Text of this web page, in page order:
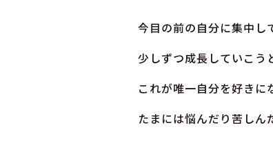
今目の前の自分に集中し
少しずつ成長していこう
これが唯一自分を好きに
たまには悩んだり苦しん